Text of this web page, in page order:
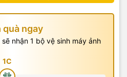
quà ngay
nhận 1 bộ vệ sinh máy ảnh